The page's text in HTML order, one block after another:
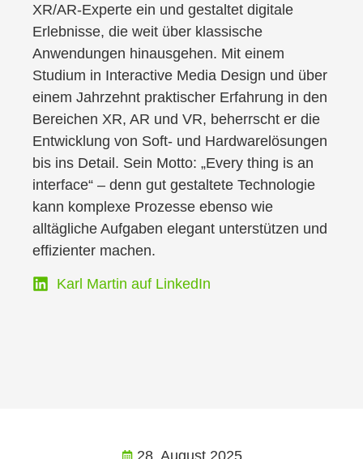
XR/AR-Experte ein und gestaltet digitale
Erlebnisse, die weit über klassische
Anwendungen hinausgehen. Mit einem
Studium in Interactive Media Design und über
einem Jahrzehnt praktischer Erfahrung in den
Bereichen XR, AR und VR, beherrscht er die
Entwicklung von Soft- und Hardwarelösungen
bis ins Detail. Sein Motto: „Every thing is an
interface“ – denn gut gestaltete Technologie
kann komplexe Prozesse ebenso wie
alltägliche Aufgaben elegant unterstützen und
effizienter machen.
Karl Martin auf LinkedIn
28. August 2025